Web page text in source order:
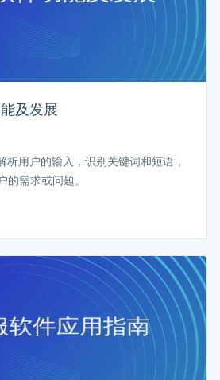
及发展
析用户的输入，识别关键词和短语，
需求或问题。